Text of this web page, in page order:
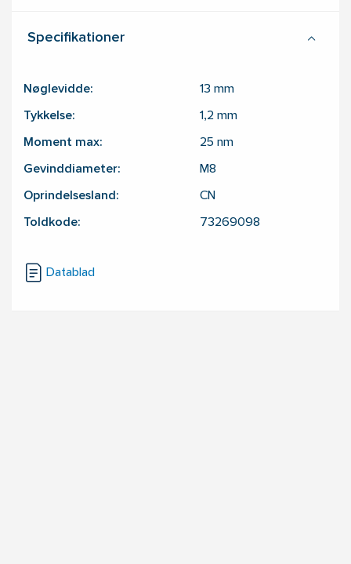
Specifikationer
Nøglevidde: 13 mm
Tykkelse: 1,2 mm
Moment max: 25 nm
Gevinddiameter: M8
Oprindelsesland: CN
Toldkode: 73269098
Datablad